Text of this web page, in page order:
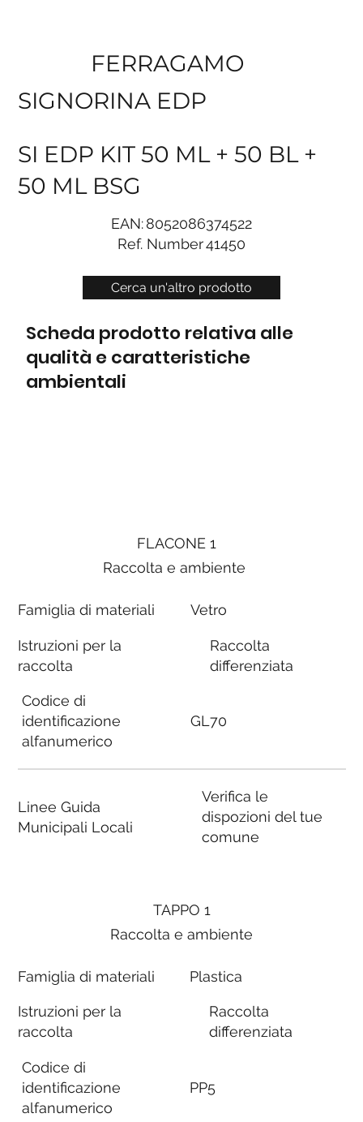
Cerca un'altro prodotto
FERRAGAMO
SIGNORINA EDP
SI EDP KIT 50 ML + 50 BL +
50 ML BSG
EAN:8052086374522
Ref. Number41450
Scheda prodotto relativa alle
qualità e caratteristiche
ambientali
FLACONE 1
Raccolta e ambiente
Famiglia di materiali
Istruzioni per la
raccolta
Codice di
identificazione
alfanumerico
Linee Guida
Municipali Locali
Vetro
Raccolta
differenziata
GL70
Verifica le
dispozioni del tue
comune
TAPPO 1
Raccolta e ambiente
Famiglia di materiali
Istruzioni per la
raccolta
Codice di
identificazione
alfanumerico
Plastica
Raccolta
differenziata
PP5